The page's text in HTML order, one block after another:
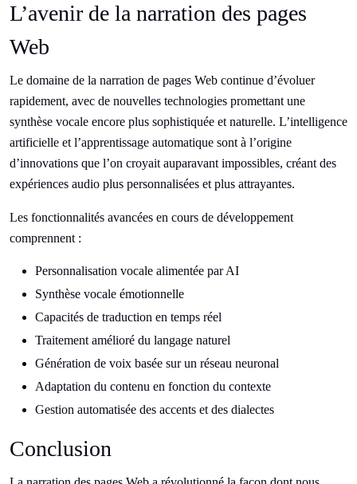
L’avenir de la narration des pages
Web
Le domaine de la narration de pages Web continue d’évoluer
rapidement, avec de nouvelles technologies promettant une
synthèse vocale encore plus sophistiquée et naturelle. L’intelligence
artificielle et l’apprentissage automatique sont à l’origine
d’innovations que l’on croyait auparavant impossibles, créant des
expériences audio plus personnalisées et plus attrayantes.
Les fonctionnalités avancées en cours de développement
comprennent :
Personnalisation vocale alimentée par AI
Synthèse vocale émotionnelle
Capacités de traduction en temps réel
Traitement amélioré du langage naturel
Génération de voix basée sur un réseau neuronal
Adaptation du contenu en fonction du contexte
Gestion automatisée des accents et des dialectes
Conclusion